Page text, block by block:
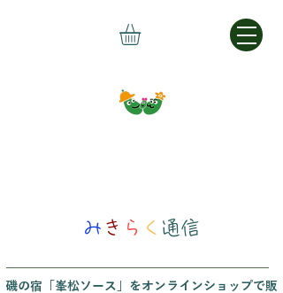
み き ら く 通信
磯の宿「峯松ソース」をオンラインショップで販